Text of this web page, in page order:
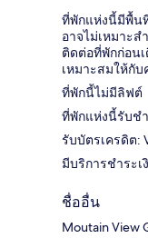
ที่พักแห่งนี้มีพื้นที่
อาจไม่เหมาะ
ติดต่อที่พักก่อน
เหมาะสมให้กั
ที่พักนี้ไม่มีลิฟต์
ที่พักแห่งนี้รับช
รับบัตรเครดิต:
มีบริการชำระเ
ชื่ออื่น
Moutain View